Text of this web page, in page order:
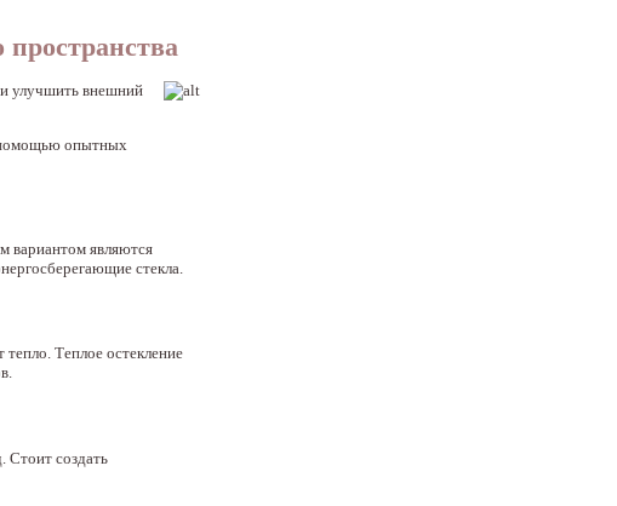
и улучшить внешний
опытных
вариантом являются
стекла.
Теплое остекление
Стоит создать